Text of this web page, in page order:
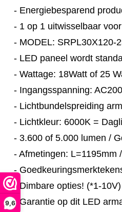
9,6
- Energiebesparend
- 1 op 1 uitwisselbaar
- MODEL: SRPL30X120-
- LED paneel wordt
- Wattage: 18Watt of 25
- Ingangsspanning:
- Lichtbundelspreiding
- Lichtkleur: 6000K =
- 3.600 of 5.000 lumen /
- Afmetingen: L=1195mm
-
- Dimbare opties! (*1-10V)
- Garantie op dit LED